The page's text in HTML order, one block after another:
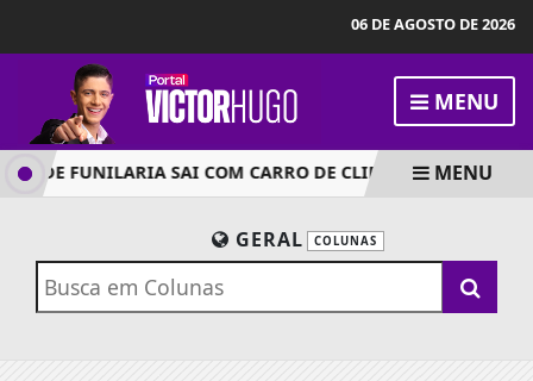
06 DE AGOSTO DE 2026
MENU
DE FUNILARIA SAI COM CARRO DE CLIENTE, INVADEMENU
GERAL COLUNAS